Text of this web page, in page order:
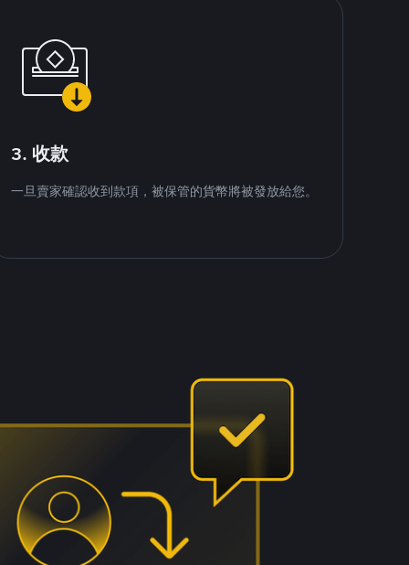
3. 收款
一旦賣家確認收到款項，被保管的貨幣將被發放給您。